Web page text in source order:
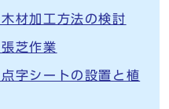
材加工方法の検討
芝作業
字シートの設置と植